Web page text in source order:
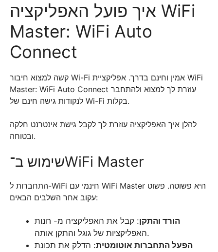
איך פועל האפליקציה WiFi
Master: WiFi Auto
Connect
קשה למצוא חיבור Wi-Fi אמין וחינם בדרך. אפליקציית WiFi
Master: WiFi Auto Connect עוזרת לך למצוא ולהתחבר
לנקודות גישה חינם של Wi-Fi בקלות.
להלן איך האפליקציה עוזרת לך לקבל גישת אינטרנט חלקה
ובטוחה.
שימוש ב־WiFi Master
התחברות ל-WiFi חינמי עם WiFi Master היא פשוטה. פשוט
עקוב אחר השלבים הבאים:
הורד והתקן: קבל את האפליקציה מ- חנות
האפליקציות של גוגל והתקן אותה.
הפעל התחברות אוטומטית: הדלק את תכונת